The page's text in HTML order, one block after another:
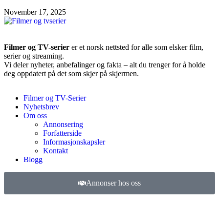
November 17, 2025
Filmer og TV-serier er et norsk nettsted for alle som elsker film,
serier og streaming.
Vi deler nyheter, anbefalinger og fakta – alt du trenger for å holde
deg oppdatert på det som skjer på skjermen.
Filmer og TV-Serier
Nyhetsbrev
Om oss
Annonsering
Forfatterside
Informasjonskapsler
Kontakt
Blogg
Annonser hos oss